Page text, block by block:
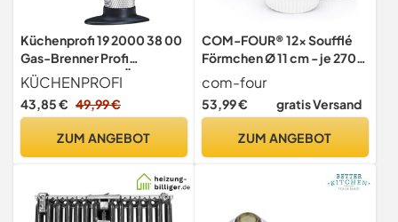
Küchenprofi 19 2000 38 00
Gas-Brenner Profi
Alu/Kunststoff, TÜV/GS-
geprüft, Höhe 18 cm
KÜCHENPROFI
43,85 € 49,99 €
ZUM ANGEBOT
COM-FOUR® 12x Soufflé
Förmchen Ø 11 cm - je 270
ml - Creme Brulee
Schälchen aus Keramik -
Ofenfeste Förmchen -
Pastetenförmchen für z.B.
com-four
53,99 € gratis Versand
ZUM ANGEBOT